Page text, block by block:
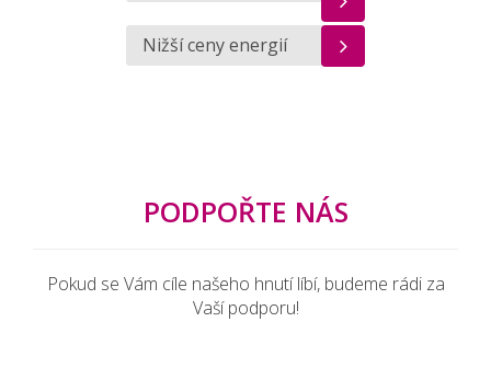
Nižší ceny energií
PODPOŘTE NÁS
Pokud se Vám cíle našeho hnutí líbí, budeme rádi za
Vaší podporu!